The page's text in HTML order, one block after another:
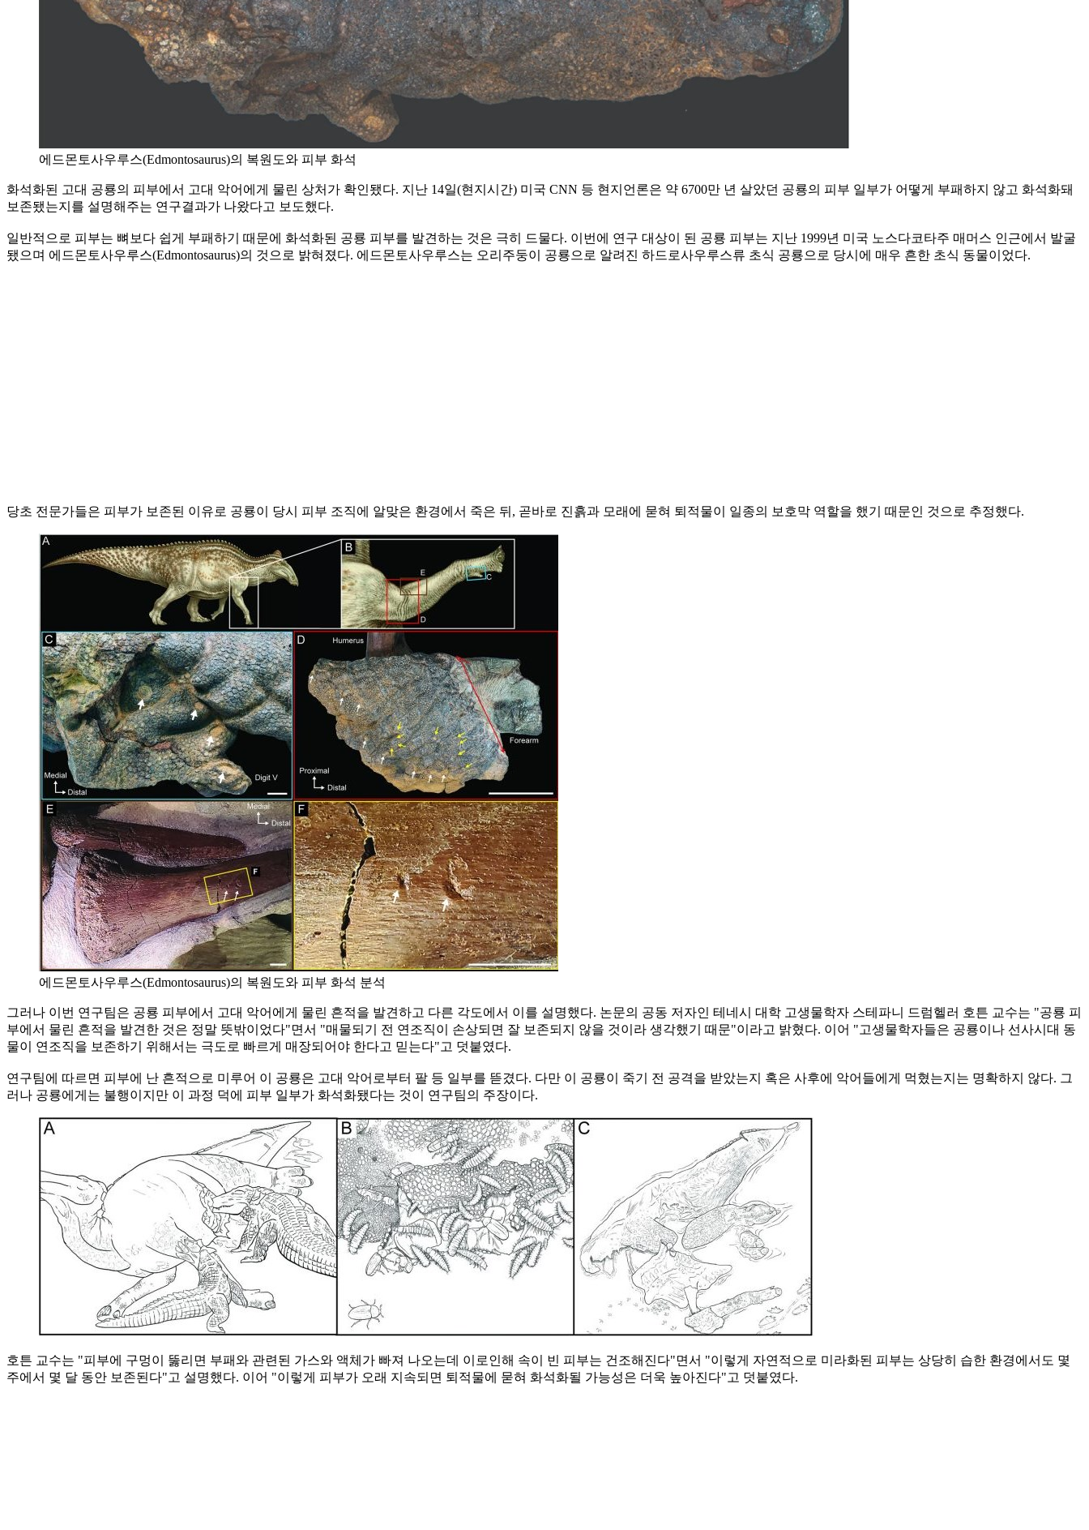
에드몬토사우루스(Edmontosaurus)의 복원도와 피부 화석
화석화된 고대 공룡의 피부에서 고대 악어에게 물린 상처가 확인됐다. 지난 14일(현지시간) 미국 CNN 등 현지언론은 약 6700만 년 살았던 공룡의 피부 일부가 어떻게 부패하지 않고 화석화돼
보존됐는지를 설명해주는 연구결과가 나왔다고 보도했다.
일반적으로 피부는 뼈보다 쉽게 부패하기 때문에 화석화된 공룡 피부를 발견하는 것은 극히 드물다. 이번에 연구 대상이 된 공룡 피부는 지난 1999년 미국 노스다코타주 매머스 인근에서 발굴
됐으며 에드몬토사우루스(Edmontosaurus)의 것으로 밝혀졌다. 에드몬토사우루스는 오리주둥이 공룡으로 알려진 하드로사우루스류 초식 공룡으로 당시에 매우 흔한 초식 동물이었다.
당초 전문가들은 피부가 보존된 이유로 공룡이 당시 피부 조직에 알맞은 환경에서 죽은 뒤, 곧바로 진흙과 모래에 묻혀 퇴적물이 일종의 보호막 역할을 했기 때문인 것으로 추정했다.
에드몬토사우루스(Edmontosaurus)의 복원도와 피부 화석 분석
그러나 이번 연구팀은 공룡 피부에서 고대 악어에게 물린 흔적을 발견하고 다른 각도에서 이를 설명했다. 논문의 공동 저자인 테네시 대학 고생물학자 스테파니 드럼헬러 호튼 교수는 "공룡 피
부에서 물린 흔적을 발견한 것은 정말 뜻밖이었다"면서 "매물되기 전 연조직이 손상되면 잘 보존되지 않을 것이라 생각했기 때문"이라고 밝혔다. 이어 "고생물학자들은 공룡이나 선사시대 동
물이 연조직을 보존하기 위해서는 극도로 빠르게 매장되어야 한다고 믿는다"고 덧붙였다.
연구팀에 따르면 피부에 난 흔적으로 미루어 이 공룡은 고대 악어로부터 팔 등 일부를 뜯겼다. 다만 이 공룡이 죽기 전 공격을 받았는지 혹은 사후에 악어들에게 먹혔는지는 명확하지 않다. 그
러나 공룡에게는 불행이지만 이 과정 덕에 피부 일부가 화석화됐다는 것이 연구팀의 주장이다.
호튼 교수는 "피부에 구멍이 뚫리면 부패와 관련된 가스와 액체가 빠져 나오는데 이로인해 속이 빈 피부는 건조해진다"면서 "이렇게 자연적으로 미라화된 피부는 상당히 습한 환경에서도 몇
주에서 몇 달 동안 보존된다"고 설명했다. 이어 "이렇게 피부가 오래 지속되면 퇴적물에 묻혀 화석화될 가능성은 더욱 높아진다"고 덧붙였다.